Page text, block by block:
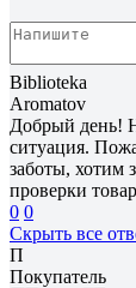
Biblioteka
Aromatov
Добрый день!
ситуация.
заботы, хотим
проверки
0 0
Скрыть все
П
Покупатель